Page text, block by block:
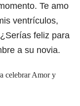
Te amo
ventrículos,
feliz para
a su novia.
celebrar Amor y